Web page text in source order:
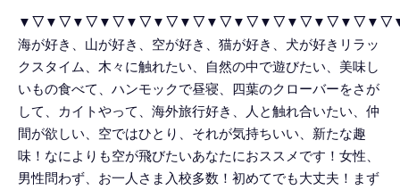
海が好き、山が好き、空が好き、猫が好き、犬が好きリラッ
クスタイム、木々に触れたい、自然の中で遊びたい、美味し
いもの食べて、ハンモックで昼寝、四葉のクローバーをさが
して、カイトやって、海外旅行好き、人と触れ合いたい、仲
間が欲しい、空ではひとり、それが気持ちいい、新たな趣
味！なによりも空が飛びたいあなたにおススメです！女性、
男性問わず、お一人さま入校多数！初めてでも大丈夫！まず